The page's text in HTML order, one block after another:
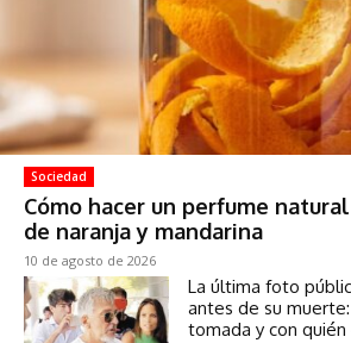
Sociedad
Cómo hacer un perfume
de naranja y mandarina
10 de agosto de 2026
La última foto
antes de su
tomada y con